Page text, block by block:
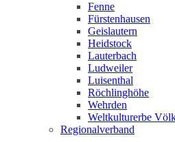
Fenne
Fürstenhausen
Geislautern
Heidstock
Lauterbach
Ludweiler
Luisenthal
Röchlinghöhe
Wehrden
Weltkulturerbe
Regionalverband